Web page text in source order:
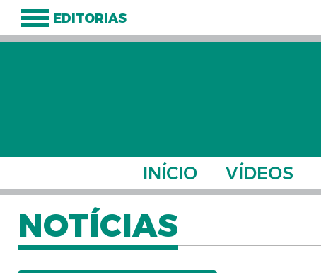
EDITORIAS
INÍCIO VÍDEOS
NOTÍCIAS